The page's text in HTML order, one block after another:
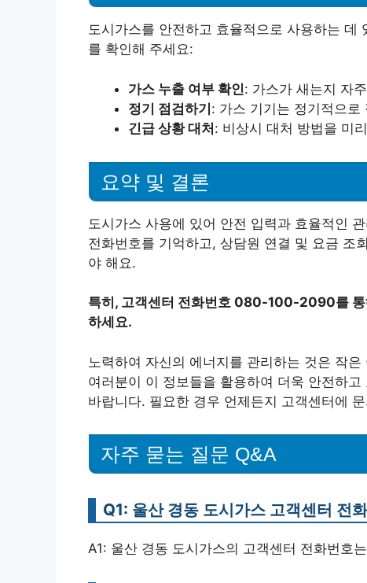
도시가스를 안전하고 효율적으로 사용하는
를 확인해 주세요:
가스 누출 여부 확인: 가스가 새는지 자
정기 점검하기: 가스 기기는 정기적으로
긴급 상황 대처: 비상시 대처 방법을 미
요약 및 결론
도시가스 사용에 있어 안전 입력과 효율적인
전화번호를 기억하고, 상담원 연결 및 요금 조
야 해요.
특히, 고객센터 전화번호 080-100-2090를 통
하세요.
노력하여 자신의 에너지를 관리하는 것은 작
여러분이 이 정보들을 활용하여 더욱 안전하
바랍니다. 필요한 경우 언제든지 고객센터에
자주 묻는 질문 Q&A
Q1: 울산 경동 도시가스 고객센터 전
A1: 울산 경동 도시가스의 고객센터 전화번호